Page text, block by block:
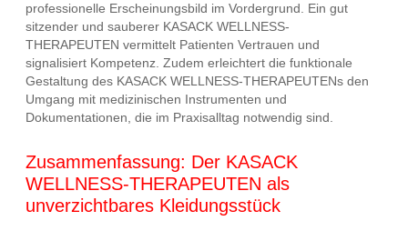
professionelle Erscheinungsbild im Vordergrund. Ein gut
sitzender und sauberer KASACK WELLNESS-
THERAPEUTEN vermittelt Patienten Vertrauen und
signalisiert Kompetenz. Zudem erleichtert die funktionale
Gestaltung des KASACK WELLNESS-THERAPEUTENs den
Umgang mit medizinischen Instrumenten und
Dokumentationen, die im Praxisalltag notwendig sind.
Zusammenfassung: Der KASACK
WELLNESS-THERAPEUTEN als
unverzichtbares Kleidungsstück